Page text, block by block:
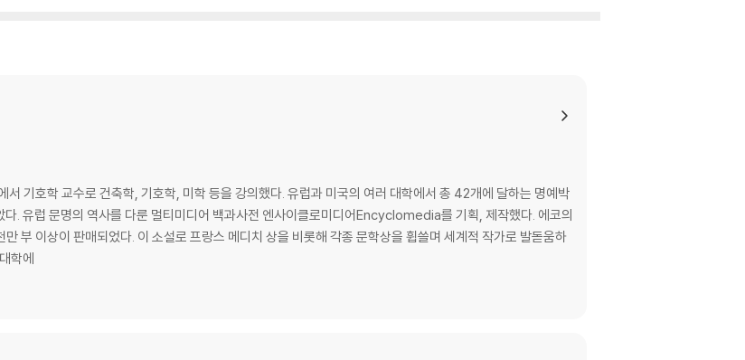
기호학 교수로 건축학, 기호학, 미학 등을 강의했다. 유럽과 미국의 여러 대학에서 총 42개에 달하는 명예박
유럽 문명의 역사를 다룬 멀티미디어 백과사전 엔사이클로미디어Encyclomedia를 기획, 제작했다. 에코의
만 부 이상이 판매되었다. 이 소설로 프랑스 메디치 상을 비롯해 각종 문학상을 휩쓸며 세계적 작가로 발돋움하
대학에